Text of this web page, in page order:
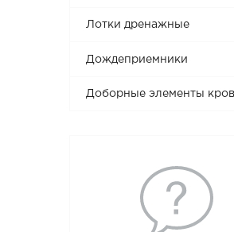
Лотки дренажные
Дождеприемники
Доборные элементы